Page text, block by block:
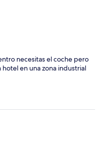
necesitas el coche pero
en una zona industrial